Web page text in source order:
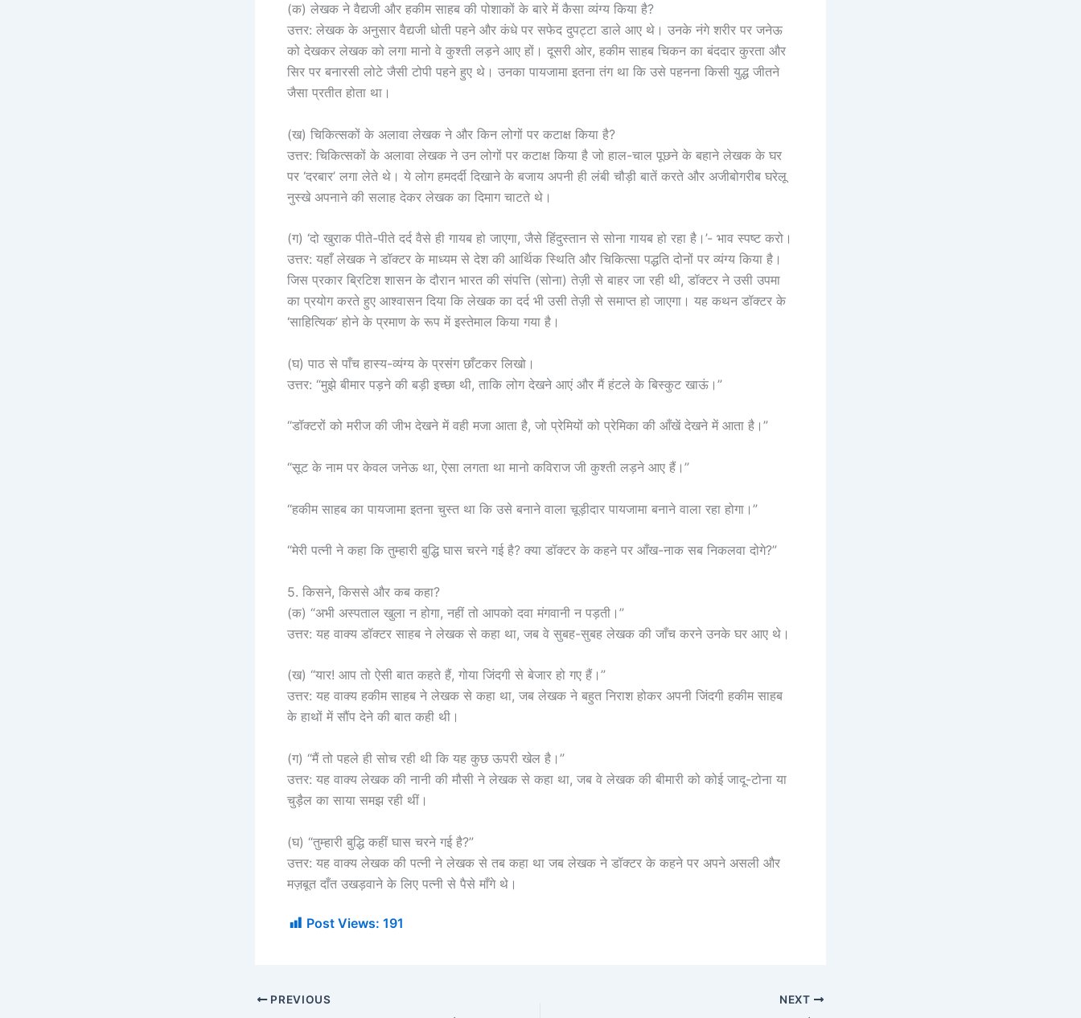
(क) लेखक ने वैद्यजी और हकीम साहब की पोशाकों के बारे में कैसा व्यंग्य किया है?
उत्तर: लेखक के अनुसार वैद्यजी धोती पहने और कंधे पर सफेद दुपट्टा डाले आए थे। उनके नंगे शरीर पर जनेऊ
को देखकर लेखक को लगा मानो वे कुश्ती लड़ने आए हों। दूसरी ओर, हकीम साहब चिकन का बंददार कुरता और
सिर पर बनारसी लोटे जैसी टोपी पहने हुए थे। उनका पायजामा इतना तंग था कि उसे पहनना किसी युद्ध जीतने
जैसा प्रतीत होता था।
(ख) चिकित्सकों के अलावा लेखक ने और किन लोगों पर कटाक्ष किया है?
उत्तर: चिकित्सकों के अलावा लेखक ने उन लोगों पर कटाक्ष किया है जो हाल-चाल पूछने के बहाने लेखक के घर
पर ‘दरबार’ लगा लेते थे। ये लोग हमदर्दी दिखाने के बजाय अपनी ही लंबी चौड़ी बातें करते और अजीबोगरीब घरेलू
नुस्खे अपनाने की सलाह देकर लेखक का दिमाग चाटते थे।
(ग) ‘दो खुराक पीते-पीते दर्द वैसे ही गायब हो जाएगा, जैसे हिंदुस्तान से सोना गायब हो रहा है।’- भाव स्पष्ट करो।
उत्तर: यहाँ लेखक ने डॉक्टर के माध्यम से देश की आर्थिक स्थिति और चिकित्सा पद्धति दोनों पर व्यंग्य किया है।
जिस प्रकार ब्रिटिश शासन के दौरान भारत की संपत्ति (सोना) तेज़ी से बाहर जा रही थी, डॉक्टर ने उसी उपमा
का प्रयोग करते हुए आश्वासन दिया कि लेखक का दर्द भी उसी तेज़ी से समाप्त हो जाएगा। यह कथन डॉक्टर के
‘साहित्यिक’ होने के प्रमाण के रूप में इस्तेमाल किया गया है।
(घ) पाठ से पाँच हास्य-व्यंग्य के प्रसंग छाँटकर लिखो।
उत्तर: “मुझे बीमार पड़ने की बड़ी इच्छा थी, ताकि लोग देखने आएं और मैं हंटले के बिस्कुट खाऊं।”
“डॉक्टरों को मरीज की जीभ देखने में वही मजा आता है, जो प्रेमियों को प्रेमिका की आँखें देखने में आता है।”
“सूट के नाम पर केवल जनेऊ था, ऐसा लगता था मानो कविराज जी कुश्ती लड़ने आए हैं।”
“हकीम साहब का पायजामा इतना चुस्त था कि उसे बनाने वाला चूड़ीदार पायजामा बनाने वाला रहा होगा।”
“मेरी पत्नी ने कहा कि तुम्हारी बुद्धि घास चरने गई है? क्या डॉक्टर के कहने पर आँख-नाक सब निकलवा दोगे?”
5. किसने, किससे और कब कहा?
(क) “अभी अस्पताल खुला न होगा, नहीं तो आपको दवा मंगवानी न पड़ती।”
उत्तर: यह वाक्य डॉक्टर साहब ने लेखक से कहा था, जब वे सुबह-सुबह लेखक की जाँच करने उनके घर आए थे।
(ख) “यार! आप तो ऐसी बात कहते हैं, गोया जिंदगी से बेजार हो गए हैं।”
उत्तर: यह वाक्य हकीम साहब ने लेखक से कहा था, जब लेखक ने बहुत निराश होकर अपनी जिंदगी हकीम साहब
के हाथों में सौंप देने की बात कही थी।
(ग) “मैं तो पहले ही सोच रही थी कि यह कुछ ऊपरी खेल है।”
उत्तर: यह वाक्य लेखक की नानी की मौसी ने लेखक से कहा था, जब वे लेखक की बीमारी को कोई जादू-टोना या
चुड़ैल का साया समझ रही थीं।
(घ) “तुम्हारी बुद्धि कहीं घास चरने गई है?”
उत्तर: यह वाक्य लेखक की पत्नी ने लेखक से तब कहा था जब लेखक ने डॉक्टर के कहने पर अपने असली और
मज़बूत दाँत उखड़वाने के लिए पत्नी से पैसे माँगे थे।
Post Views: 191
PREVIOUS NEXT